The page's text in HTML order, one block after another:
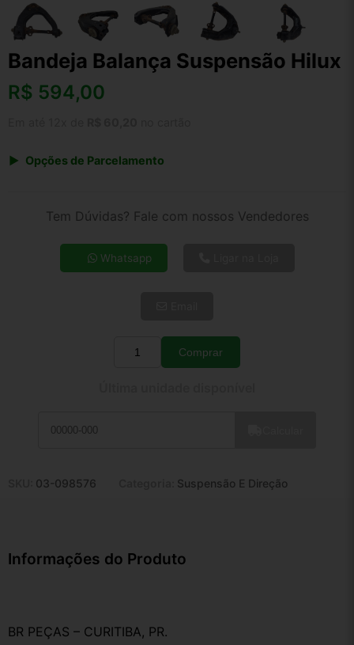
Bandeja Balança Suspensão Hilux
R$ 594,00
Opções de Parcelamento
4x de R$ 164,63
5x de R$ 133,42
Tem Dúvidas? Fale com nossos Vendedores
Whatsapp
Quantidade
Comprar
03-098576 Suspensão E Direção
Informações do Produto
BR PEÇAS – CURITIBA, PR.